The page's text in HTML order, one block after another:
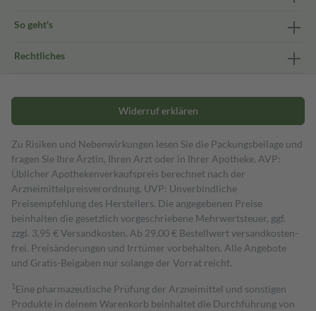
So geht's
Rechtliches
Widerruf erklären
Zu Risiken und Nebenwirkungen lesen Sie die Packungsbeilage und
fragen Sie Ihre Ärztin, Ihren Arzt oder in Ihrer Apotheke. AVP:
Üblicher Apothekenverkaufspreis berechnet nach der
Arzneimittelpreisverordnung. UVP: Unverbindliche
Preisempfehlung des Herstellers. Die angegebenen Preise
beinhalten die gesetzlich vorgeschriebene Mehrwertsteuer, ggf.
zzgl. 3,95 € Versandkosten. Ab 29,00 € Bestell­wert versand­kosten­
frei. Preisänderungen und Irrtümer vorbehalten. Alle Angebote
und Gratis-Beigaben nur solange der Vorrat reicht.
1 Eine pharmazeutische Prüfung der Arzneimittel und sonstigen
Produkte in deinem Warenkorb beinhaltet die Durchführung von